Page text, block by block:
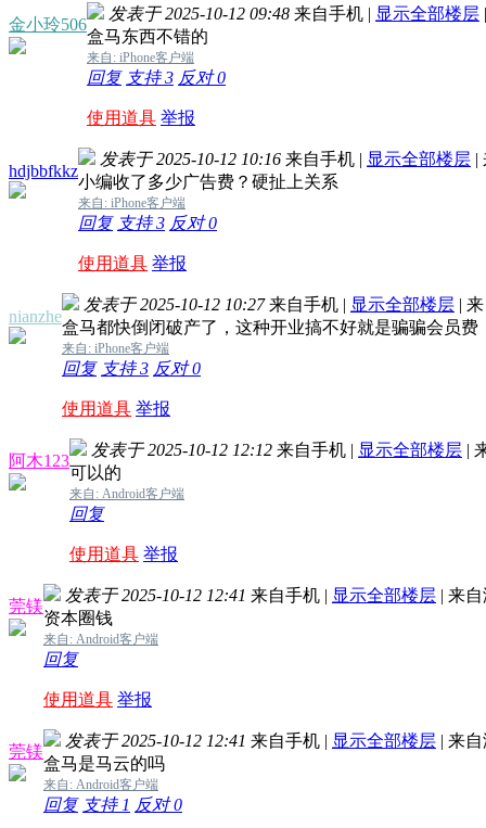
金小玲506
发表于 2025-10-12 09:48 来自手机 | 显示全部楼层 |
盒马东西不错的
来自: iPhone客户端
回复 支持3 反对0
使用道具 举报
hdjbbfkkz
发表于 2025-10-12 10:16 来自手机 | 显示全部楼层 |
小编收了多少广告费？硬扯上关系
来自: iPhone客户端
回复 支持3 反对0
使用道具 举报
nianzhe
发表于 2025-10-12 10:27 来自手机 | 显示全部楼层 |
盒马都快倒闭破产了，这种开业搞不好就是骗骗会员费
来自: iPhone客户端
回复 支持3 反对0
使用道具 举报
阿木123
发表于 2025-10-12 12:12 来自手机 | 显示全部楼层 |
可以的
来自: Android客户端
回复
使用道具 举报
莞镁
发表于 2025-10-12 12:41 来自手机 | 显示全部楼层 | 来
资本圈钱
来自: Android客户端
回复
使用道具 举报
莞镁
发表于 2025-10-12 12:41 来自手机 | 显示全部楼层 | 来
盒马是马云的吗
来自: Android客户端
回复 支持 1 反对0